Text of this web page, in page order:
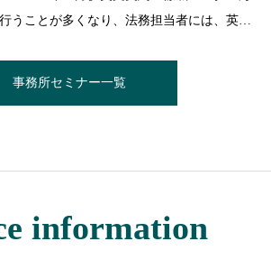
うことが多くなり、法務担当者には、英文
事務所セミナー一覧
information